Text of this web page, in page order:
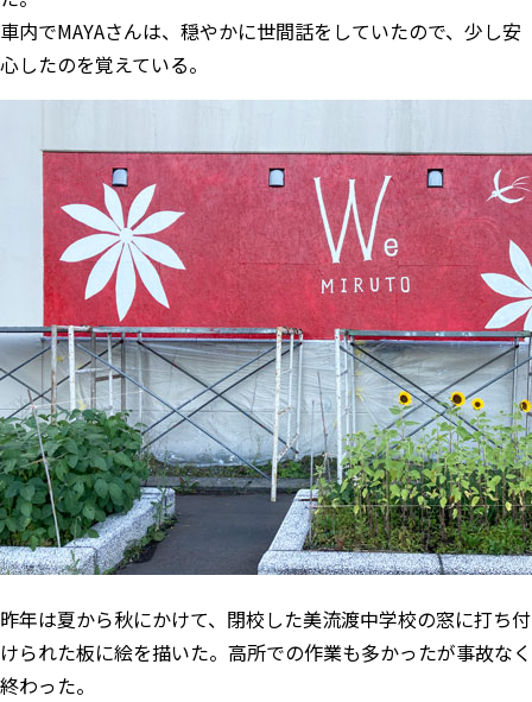
車内でMAYAさんは、穏やかに世間話をしていたので、少し安
心したのを覚えている。
昨年は夏から秋にかけて、閉校した美流渡中学校の窓に打ち付
けられた板に絵を描いた。高所での作業も多かったが事故なく
終わった。